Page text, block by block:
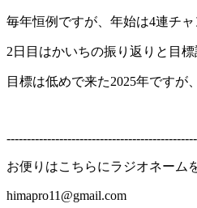
毎年恒例ですが、年始は4連チ
2日目はかいちの振り返りと目標
目標は低めで来た2025年ですが
お便りはこちらにラジオネーム
himapro11@gmail.com